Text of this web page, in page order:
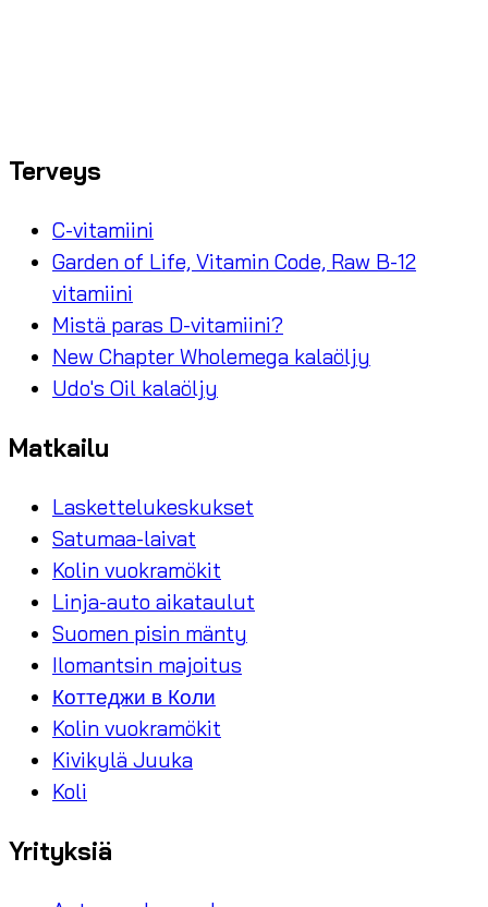
Terveys
C-vitamiini
Garden of Life, Vitamin Code, Raw B-12
vitamiini
Mistä paras D-vitamiini?
New Chapter Wholemega kalaöljy
Udo's Oil kalaöljy
Matkailu
Laskettelukeskukset
Satumaa-laivat
Kolin vuokramökit
Linja-auto aikataulut
Suomen pisin mänty
Ilomantsin majoitus
Коттеджи в Коли
Kolin vuokramökit
Kivikylä Juuka
Koli
Yrityksiä